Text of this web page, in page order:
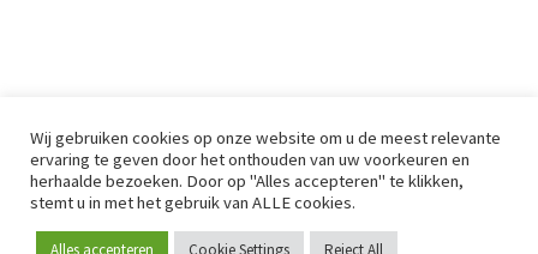
Wij gebruiken cookies op onze website om u de meest relevante
ervaring te geven door het onthouden van uw voorkeuren en
herhaalde bezoeken. Door op "Alles accepteren" te klikken,
stemt u in met het gebruik van ALLE cookies.
Alles accepteren Cookie Settings Reject All